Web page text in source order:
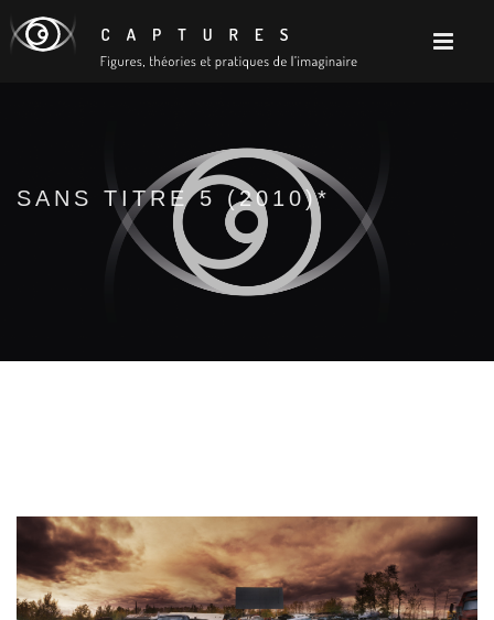
SANS TITRE 5 (2010)*